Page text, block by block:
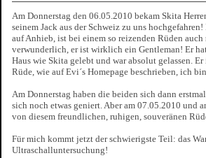
Am Donnerstag den 06.05.2010 bekam Skita
seinem Jack aus der Schweiz zu uns
auf Anhieb, ist bei einem so reizenden Rüden
verwunderlich, er ist wirklich ein Gentleman! Er
Haus wie Skita gelebt und war absolut gelassen.
Rüde, wie auf Evi´s Homepage beschrieben, ich
Am Donnerstag haben die beiden sich dann
sich noch etwas geniert. Aber am 07.05.2010 und
von diesem freundlichen, ruhigen, souveränen
Für mich kommt jetzt der schwierigste Teil: das
Ultraschalluntersuchung!